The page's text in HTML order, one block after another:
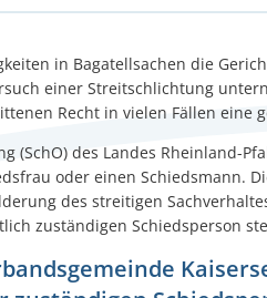
in Bagatellsachen die
einer Streitschlichtung
Recht in vielen Fällen eine
(SchO) des Landes Rheinland-
oder einen Schiedsmann.
des streitigen
zuständigen Schiedsperson